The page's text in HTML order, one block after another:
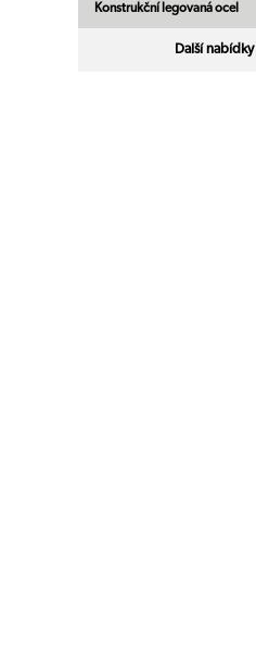
Konstrukční legovaná ocel
Další nabídky